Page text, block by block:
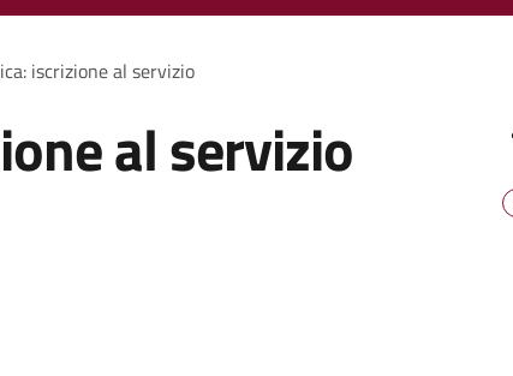
iscrizione al servizio
al servizio